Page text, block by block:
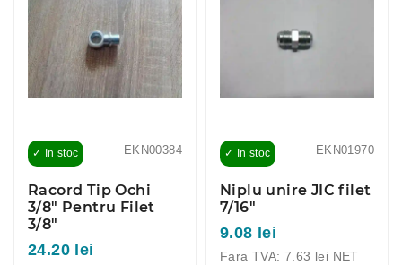
EKN00384
✓ In stoc
Racord Tip Ochi
3/8" Pentru Filet
3/8"
24.20 lei
EKN01970
✓ In stoc
Niplu unire JIC filet
7/16"
9.08 lei
Fara TVA: 7.63 lei NET